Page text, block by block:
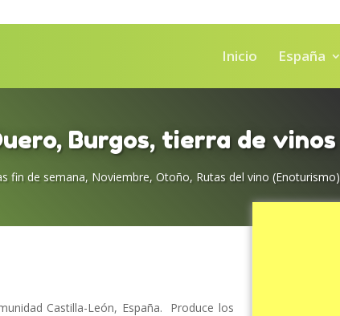
Inicio España
Burgos, tierra de vinos
fin de semana, Noviembre, Otoño, Rutas del vino (Enoturismo)
Castilla-León, España. Produce los